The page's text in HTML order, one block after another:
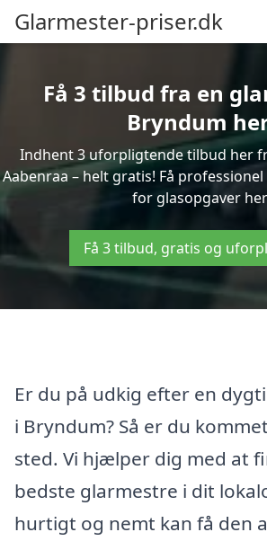
Glarmester-priser.dk
Få 3 tilbud fra en
Bryndum
Indhent 3 uforpligtende tilbud her
Aabenraa – helt gratis! Få
for glasopgaver
Få 3 tilbud, gratis og
Er du på udkig efter en
i Bryndum? Så er du
sted. Vi hjælper dig med at
bedste glarmestre i dit
hurtigt og nemt kan få den